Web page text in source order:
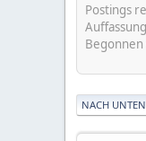
Postings
NACH UNTEN